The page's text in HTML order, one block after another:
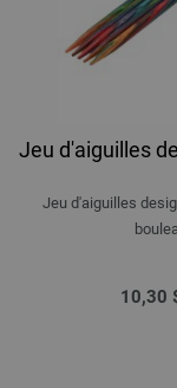
Jeu d'aiguilles
Jeu d'aiguilles
10,30